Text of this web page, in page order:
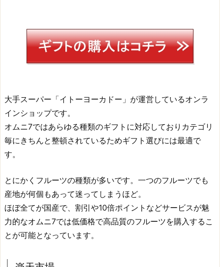
大手スーパー「イトーヨーカドー」が運営しているオンラ
インショップです。
オムニ7ではあらゆる種類のギフトに対応しておりカテゴリ
毎にきちんと整頓されているためギフト選びには最適で
す。
とにかくフルーツの種類が多いです。一つのフルーツでも
産地が何個もあって迷ってしまうほど。
ほぼ全てが国産で、割引や10倍ポイントなどサービスが魅
力的なオムニ7では低価格で高品質のフルーツを購入するこ
とが可能となっています。